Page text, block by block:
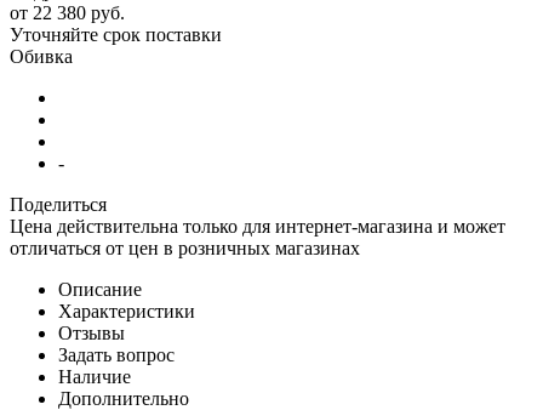
от 22 380 руб.
Уточняйте срок поставки
Обивка
-
Поделиться
Цена действительна только для интернет-магазина и может
отличаться от цен в розничных магазинах
Описание
Характеристики
Отзывы
Задать вопрос
Наличие
Дополнительно